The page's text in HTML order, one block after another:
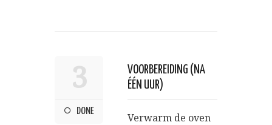
3
DONE
VOORBEREIDING (NA
ÉÉN UUR)
Verwarm de oven